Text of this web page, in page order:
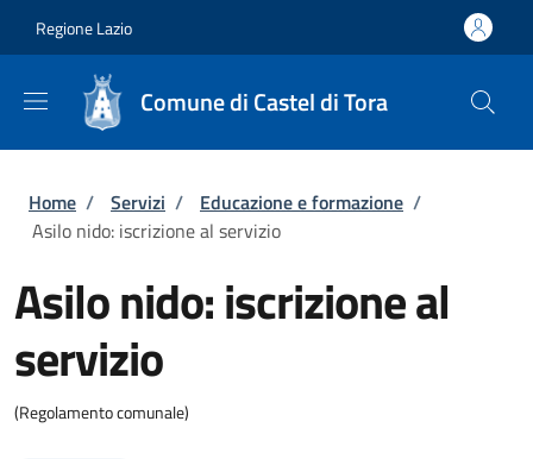
Regione Lazio
Comune di Castel di Tora
Briciole di pane
Home / Servizi / Educazione e formazione /
Asilo nido: iscrizione al servizio
Asilo nido: iscrizione al
servizio
(Regolamento comunale)